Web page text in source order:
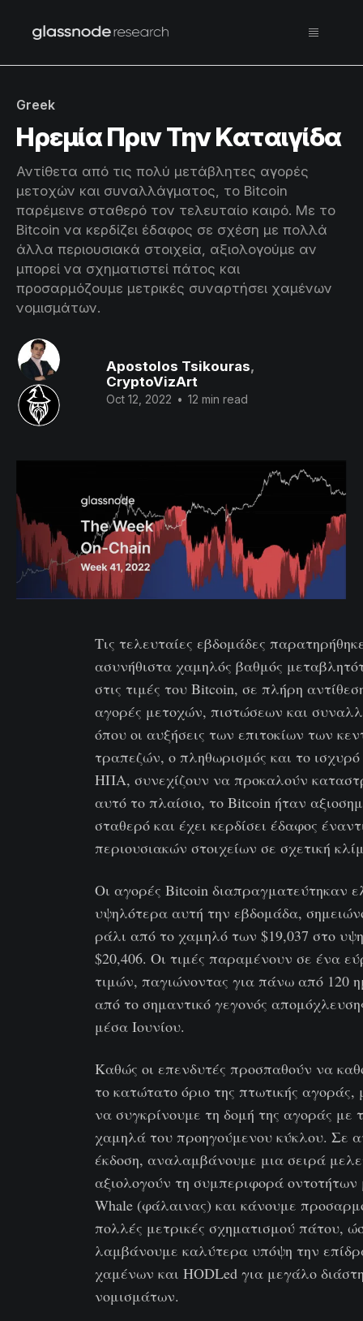
Greek
Ηρεμία Πριν Την Καταιγίδα
Αντίθετα από τις πολύ μετάβλητες αγορές
μετοχών και συναλλάγματος, το Bitcoin
παρέμεινε σταθερό τον τελευταίο καιρό. Με το
Bitcoin να κερδίζει έδαφος σε σχέση με πολλά
άλλα περιουσιακά στοιχεία, αξιολογούμε αν
μπορεί να σχηματιστεί πάτος και
προσαρμόζουμε μετρικές συναρτήσει χαμένων
νομισμάτων.
Apostolos Tsikouras,
CryptoVizArt
Oct 12, 2022 • 12 min read
Τις τελευταίες εβδομάδες
ασυνήθιστα χαμηλός βαθμός
στις τιμές του Bitcoin, σε πλήρη
αγορές μετοχών, πιστώσεων και
όπου οι αυξήσεις των επιτοκίων των
τραπεζών, ο πληθωρισμός και το
ΗΠΑ, συνεχίζουν να προκαλούν
αυτό το πλαίσιο, το Bitcoin ήταν
σταθερό και έχει κερδίσει έδαφος
περιουσιακών στοιχείων σε σχετική
Οι αγορές Bitcoin διαπραγματεύτηκαν
υψηλότερα αυτή την εβδομάδα,
ράλι από το χαμηλό των $19,037 στο
$20,406. Οι τιμές παραμένουν σε ένα
τιμών, παγιώνοντας για πάνω από 120
από το σημαντικό γεγονός
μέσα Ιουνίου.
Καθώς οι επενδυτές προσπαθούν να
το κατώτατο όριο της πτωτικής
να συγκρίνουμε τη δομή της αγοράς με
χαμηλά του προηγούμενου κύκλου. Σε
έκδοση, αναλαμβάνουμε μια σειρά
αξιολογούν τη συμπεριφορά οντοτήτων
Whale (φάλαινας) και κάνουμε
πολλές μετρικές σχηματισμού πάτου,
λαμβάνουμε καλύτερα υπόψη την
χαμένων και HODLed για μεγάλο
νομισμάτων.